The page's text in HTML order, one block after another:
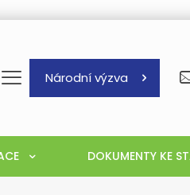
Národní výzva
DOKUMENTY KE